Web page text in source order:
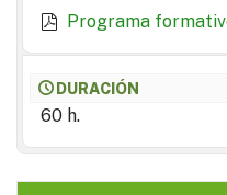
Programa
DURACIÓN
60 h.